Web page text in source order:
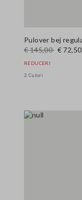
€ 145,00 € 72,50
REDUCERI
2 Culori